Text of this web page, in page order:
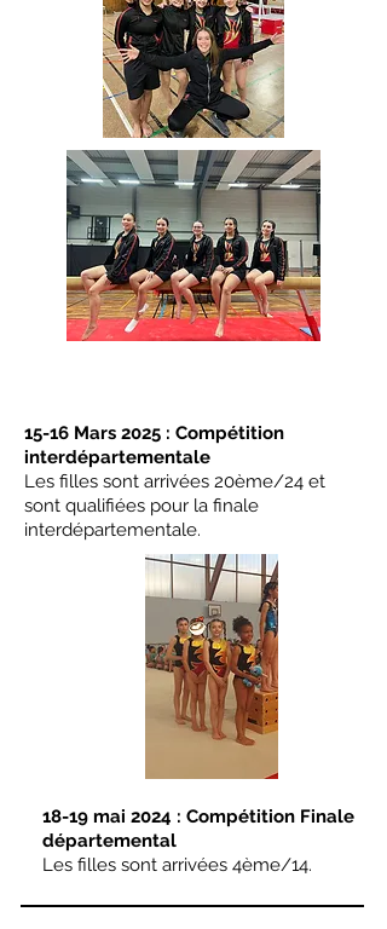
15-16 Mars 2025 : Compétition
interdépartementale
Les filles sont arrivées 20ème/24 et
sont qualifiées pour la finale
interdépartementale.
18-19 mai 2024 : Compétition Finale
départemental
Les filles sont arrivées 4ème/14.